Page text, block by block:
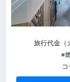
旅行代金（
※